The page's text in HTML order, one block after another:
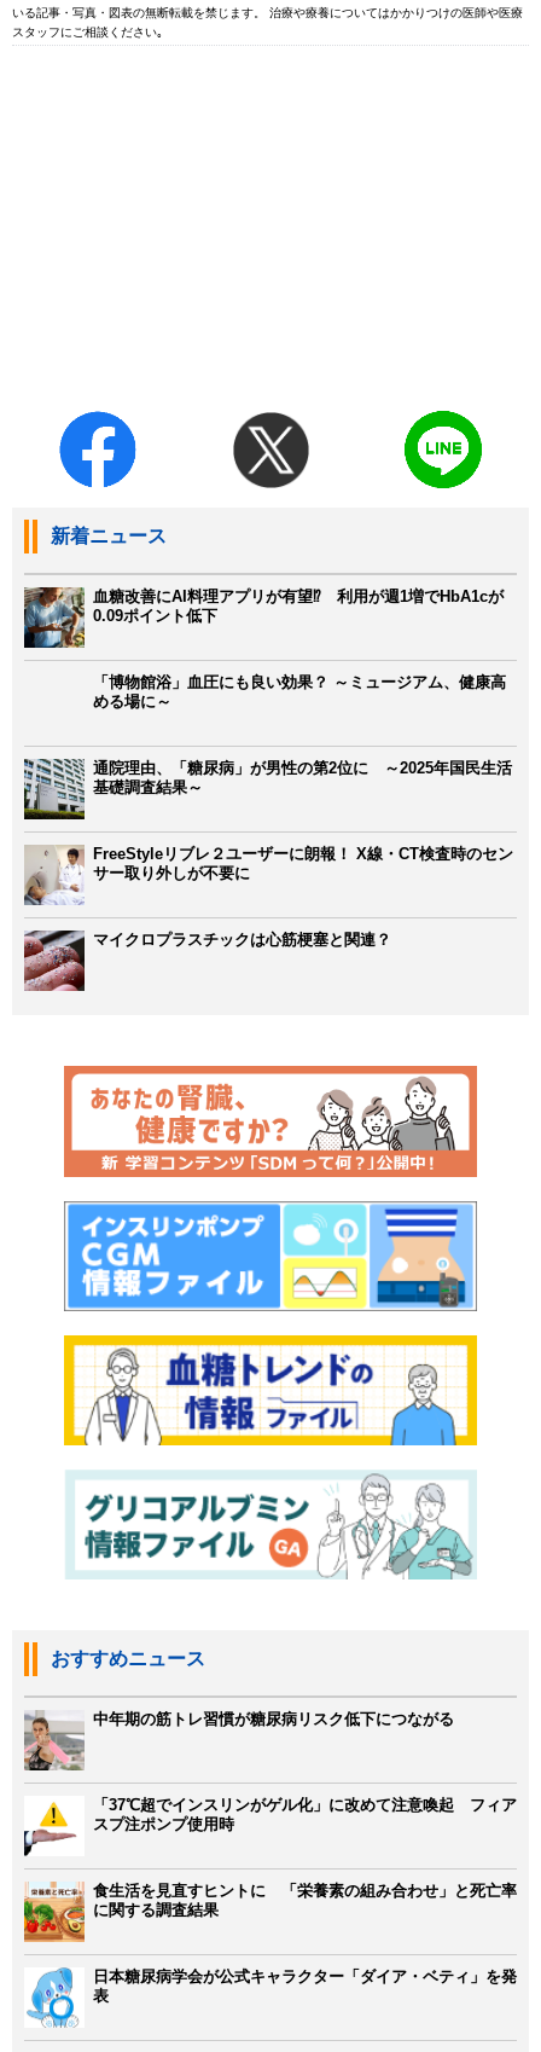
いる記事・写真・図表の無断転載を禁じます。 治療や療養についてはかかりつけの医師や医療
スタッフにご相談ください｡
新着ニュース
血糖改善にAI料理アプリが有望⁉ 利用が週1増でHbA1cが
0.09ポイント低下
「博物館浴」血圧にも良い効果？ ～ミュージアム、健康高
める場に～
通院理由、「糖尿病」が男性の第2位に ～2025年国民生活
基礎調査結果～
FreeStyleリブレ２ユーザーに朗報！ X線・CT検査時のセン
サー取り外しが不要に
マイクロプラスチックは心筋梗塞と関連？
おすすめニュース
中年期の筋トレ習慣が糖尿病リスク低下につながる
「37℃超でインスリンがゲル化」に改めて注意喚起 フィア
スプ注ポンプ使用時
食生活を見直すヒントに 「栄養素の組み合わせ」と死亡率
に関する調査結果
日本糖尿病学会が公式キャラクター「ダイア・ベティ」を発
表